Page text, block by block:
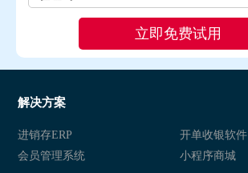
解决方案
进销存ERP
开单收银软件
会员管理系统
小程序商城